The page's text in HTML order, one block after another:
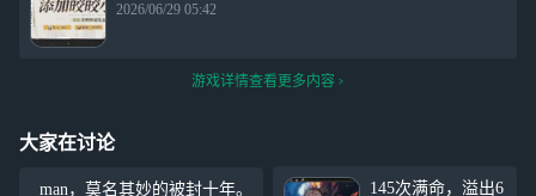
2026/06/29 05:42
游戏详情查看更多内容
大家在讨论
man，莫名其妙的被封十年。
145次满命，溢出6